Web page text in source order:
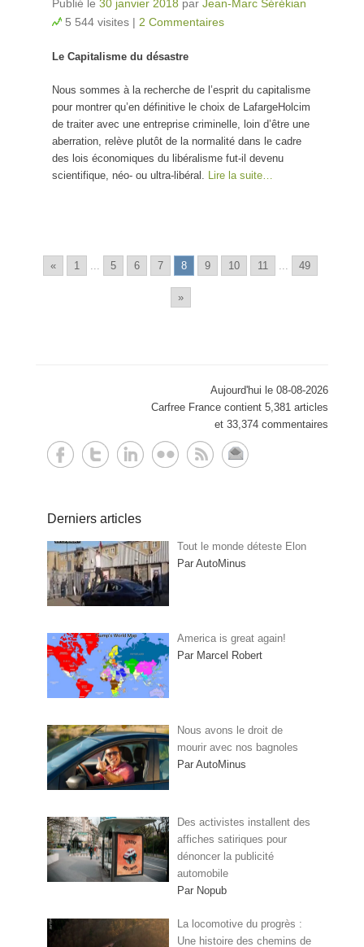
Publié le 30 janvier 2018 par Jean-Marc Sérékian
5 544 visites | 2 Commentaires
Le Capitalisme du désastre
Nous sommes à la recherche de l’esprit du capitalisme
pour montrer qu’en définitive le choix de LafargeHolcim
de traiter avec une entreprise criminelle, loin d’être une
aberration, relève plutôt de la normalité dans le cadre
des lois économiques du libéralisme fut-il devenu
scientifique, néo- ou ultra-libéral.
Lire la suite…
« 1 5 6 7 8 9 10 11 49
»
Aujourd'hui le 08-08-2026
Carfree France contient 5,381 articles
et 33,374 commentaires
Derniers articles
Tout le monde déteste Elon
Par AutoMinus
America is great again!
Par Marcel Robert
Nous avons le droit de
mourir avec nos bagnoles
Par AutoMinus
Des activistes installent des
affiches satiriques pour
dénoncer la publicité
automobile
Par Nopub
La locomotive du progrès :
Une histoire des chemins de